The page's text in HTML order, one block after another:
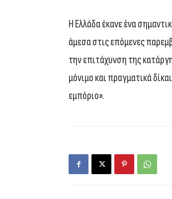
Η Ελλάδα έκανε ένα
άμεσα στις επόμενες
την επιτάχυνση της
μόνιμο και πραγματικά
εμπόριο».